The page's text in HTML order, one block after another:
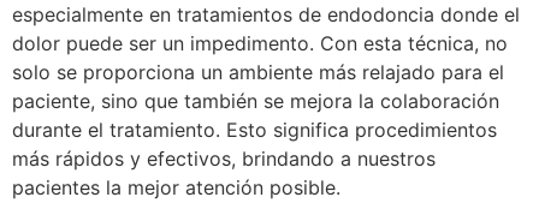
especialmente en tratamientos de endodoncia donde el
dolor puede ser un impedimento. Con esta técnica, no
solo se proporciona un ambiente más relajado para el
paciente, sino que también se mejora la colaboración
durante el tratamiento. Esto significa procedimientos
más rápidos y efectivos, brindando a nuestros
pacientes la mejor atención posible.